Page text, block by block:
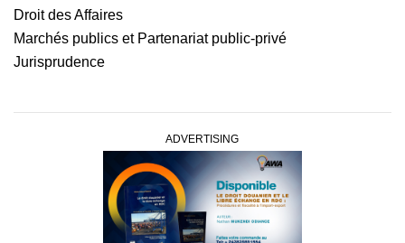
Droit des Affaires
Marchés publics et Partenariat public-privé
Jurisprudence
ADVERTISING